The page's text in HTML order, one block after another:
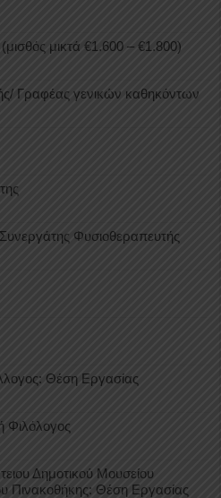
(μισθός μικτά €1.600 – €1.800)
Γραφέας γενικών καθηκόντων
Φυσιοθεραπευτής
Θέση Εργασίας
Φιλόλογος
Δημοτικού Μουσείου
Πινακοθήκης: Θέση Εργασίας